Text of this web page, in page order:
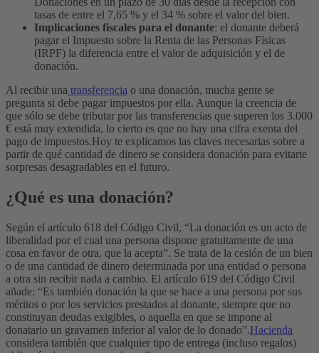
tasas de entre el 7,65 % y el 34 % sobre el valor del bien.
Implicaciones fiscales para el donante: el donante deberá
pagar el Impuesto sobre la Renta de las Personas Físicas
(IRPF) la diferencia entre el valor de adquisición y el de
donación.
Al recibir una transferencia o una donación, mucha gente se
pregunta si debe pagar impuestos por ella. Aunque la creencia de
que sólo se debe tributar por las transferencias que superen los 3.000
€ está muy extendida, lo cierto es que no hay una cifra exenta del
pago de impuestos.Hoy te explicamos las claves necesarias sobre a
partir de qué cantidad de dinero se considera donación para evitarte
sorpresas desagradables en el futuro.
¿Qué es una donación?
Según el artículo 618 del Código Civil, “La donación es un acto de
liberalidad por el cual una persona dispone gratuitamente de una
cosa en favor de otra, que la acepta”. Se trata de la cesión de un bien
o de una cantidad de dinero determinada por una entidad o persona
a otra sin recibir nada a cambio. El artículo 619 del Código Civil
añade: “Es también donación la que se hace a una persona por sus
méritos o por los servicios prestados al donante, siempre que no
constituyan deudas exigibles, o aquella en que se impone al
donatario un gravamen inferior al valor de lo donado”.Hacienda
considera también que cualquier tipo de entrega (incluso regalos)